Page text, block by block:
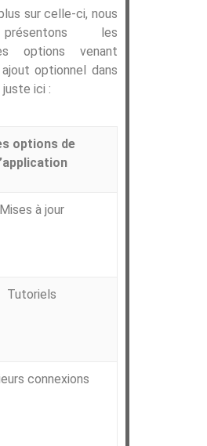
sur celle-ci, nous
les
options venant
optionnel dans
ici :
options de
Mises à jour
Tutoriels
connexions